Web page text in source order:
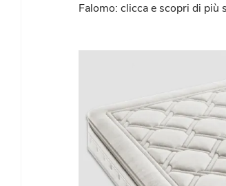
Falomo: clicca e scopri di più